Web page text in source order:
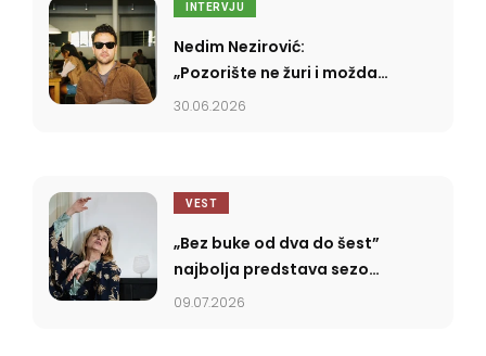
INTERVJU
Nedim Nezirović:
„Pozorište ne žuri i možda
se upravo u tome krije
30.06.2026
VEST
„Bez buke od dva do šest”
najbolja predstava sezone
2025/2026
09.07.2026